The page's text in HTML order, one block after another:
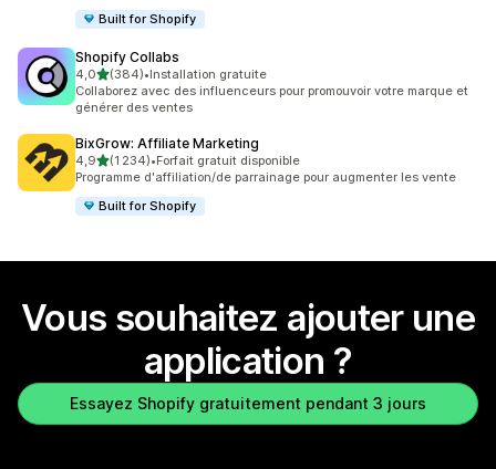
Built for Shopify
Shopify Collabs
4,0étoile(s) sur 5
(384)
384 avis au total
•Installation gratuite
Collaborez avec des influenceurs pour promouvoir votre marque et
générer des ventes
BixGrow: Affiliate Marketing
4,9étoile(s) sur 5
(1 234)
1234 avis au total
•Forfait gratuit disponible
Programme d'affiliation/de parrainage pour augmenter les vente
Built for Shopify
Vous souhaitez ajouter une
application ?
Essayez Shopify gratuitement pendant 3 jours